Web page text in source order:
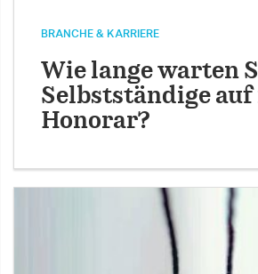
BRANCHE & KARRIERE
Wie lange warten
Selbstständige
Honorar?